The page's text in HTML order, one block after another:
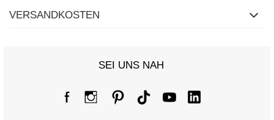
VERSANDKOSTEN
SEI UNS NAH